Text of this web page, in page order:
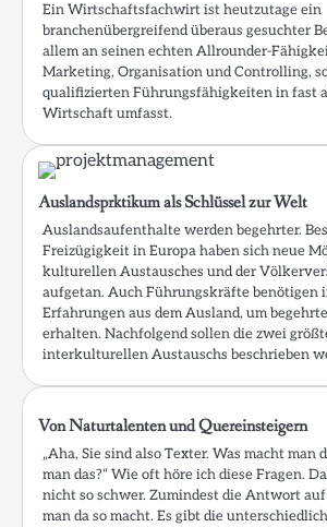
Ein Wirtschaftsfachwirt ist heutzutage ein
branchenübergreifend überaus gesuchter
allem an seinen echten Allrounder-
Marketing, Organisation und Controlling,
qualifizierten Führungsfähigkeiten in fast
Wirtschaft umfasst.
Auslandsprktikum als Schlüssel zur Welt
Auslandsaufenthalte werden begehrter.
Freizügigkeit in Europa haben sich neue
kulturellen Austausches und der
aufgetan. Auch Führungskräfte benötigen
Erfahrungen aus dem Ausland, um
erhalten. Nachfolgend sollen die zwei
interkulturellen Austauschs beschrieben
Von Naturtalenten und Quereinsteigern
„Aha, Sie sind also Texter. Was macht man
man das?“ Wie oft höre ich diese Fragen.
nicht so schwer. Zumindest die Antwort auf
man da so macht. Es gibt die